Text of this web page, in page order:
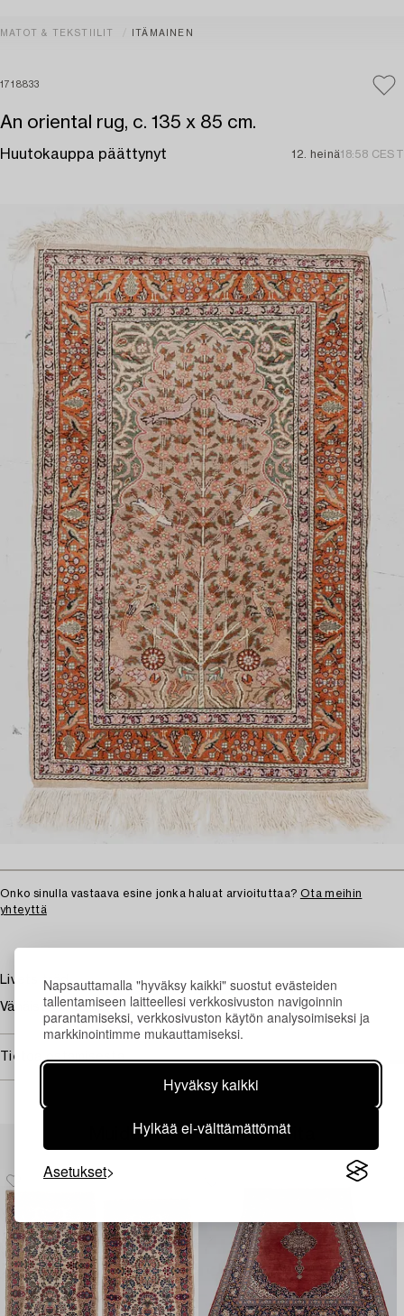
Napsauttamalla "hyväksy kaikki" suostut evästeiden
tallentamiseen laitteellesi verkkosivuston navigoinnin
parantamiseksi, verkkosivuston käytön analysoimiseksi ja
markkinointimme mukauttamiseksi.
Hyväksy kaikki
Hylkää ei-välttämättömät
Asetukset
MATOT & TEKSTIILIT ITÄMAINEN
1718833
An oriental rug, c. 135 x 85 cm.
Huutokauppa päättynyt 12. heinä18:58 CEST
Onko sinulla vastaava esine jonka haluat arvioituttaa? Ota meihin
yhteyttä
Livets träd.
Vähäistä kulumaa.
Tietoa ostamisesta
Muiden katsomia kohteita